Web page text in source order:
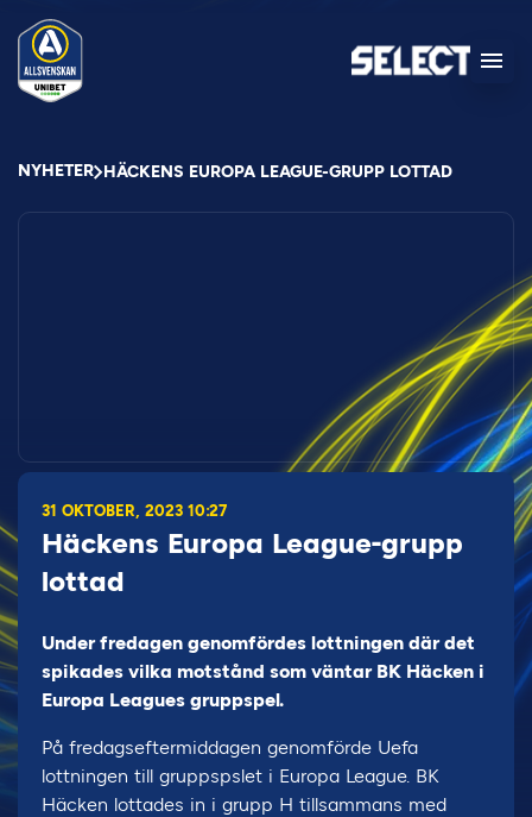
NYHETER HÄCKENS EUROPA LEAGUE-GRUPP LOTTAD
31 OKTOBER, 2023 10:27
Häckens Europa League-grupp
lottad
Under fredagen genomfördes lottningen där det
spikades vilka motstånd som väntar BK Häcken i
Europa Leagues gruppspel.
På fredagseftermiddagen genomförde Uefa
lottningen till gruppspslet i Europa League. BK
Häcken lottades in i grupp H tillsammans med